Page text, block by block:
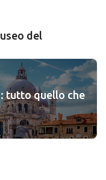
del
tutto quello che